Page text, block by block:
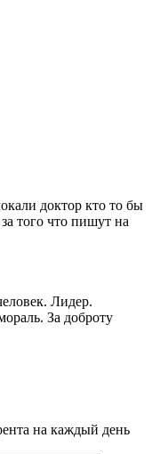
доктор кто то бы
того что пишут на
Лидер.
За доброту
на каждый день